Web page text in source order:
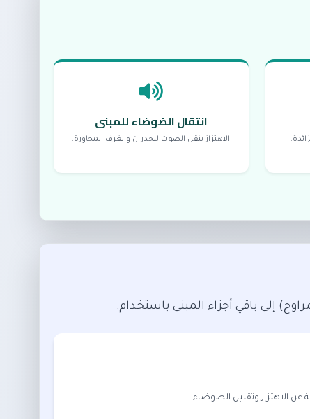
انتقال الضوضاء للمبنى
الاهتزاز ينقل الصوت للجدران والغرف المجاورة.
عن الاهتزاز وتقليل الضوضاء.